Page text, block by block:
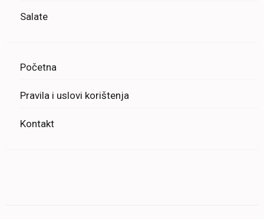
Salate
Početna
Pravila i uslovi korištenja
Kontakt